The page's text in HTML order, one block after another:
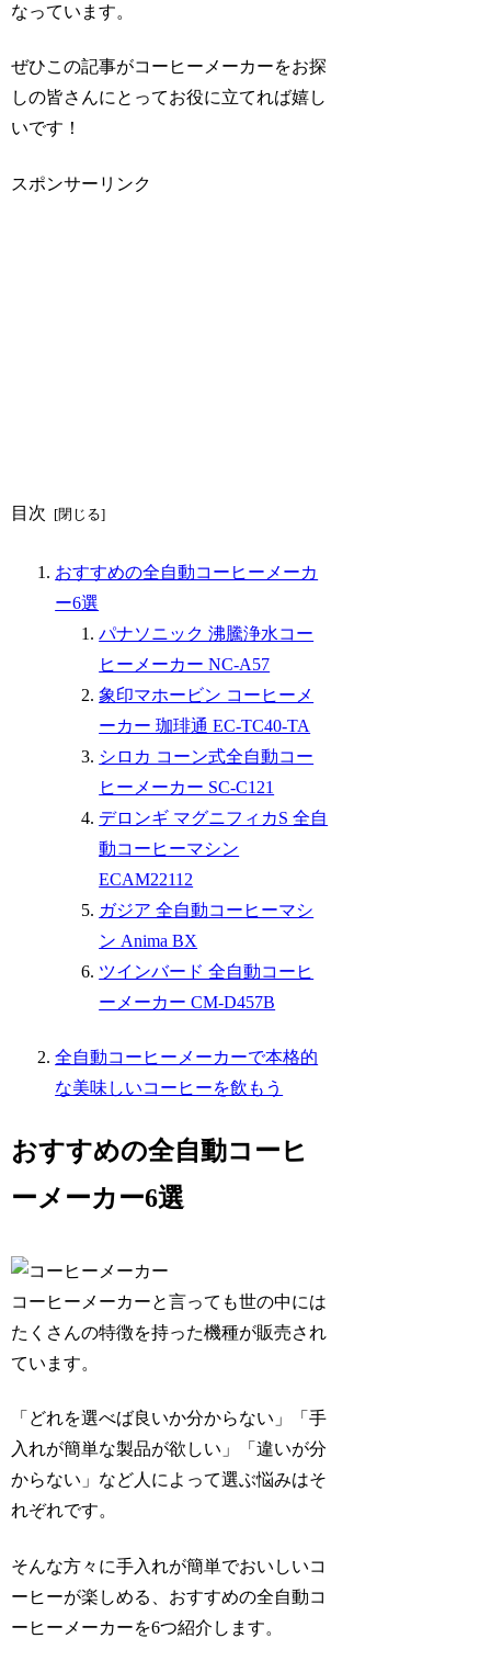
なっています。
ぜひこの記事がコーヒーメーカーをお探
しの皆さんにとってお役に立てれば嬉し
いです！
スポンサーリンク
目次
おすすめの全自動コーヒーメーカ
ー6選
パナソニック 沸騰浄水コー
ヒーメーカー NC-A57
象印マホービン コーヒーメ
ーカー 珈琲通 EC-TC40-TA
シロカ コーン式全自動コー
ヒーメーカー SC-C121
デロンギ マグニフィカS 全自
動コーヒーマシン
ECAM22112
ガジア 全自動コーヒーマシ
ン Anima BX
ツインバード 全自動コーヒ
ーメーカー CM-D457B
全自動コーヒーメーカーで本格的
な美味しいコーヒーを飲もう
おすすめの全自動コーヒ
ーメーカー6選
コーヒーメーカーと言っても世の中には
たくさんの特徴を持った機種が販売され
ています。
「どれを選べば良いか分からない」「手
入れが簡単な製品が欲しい」「違いが分
からない」 など人によって選ぶ悩みはそ
れぞれです。
そんな方々に手入れが簡単でおいしいコ
ーヒーが楽しめる、おすすめの全自動コ
ーヒーメーカーを6つ紹介します。